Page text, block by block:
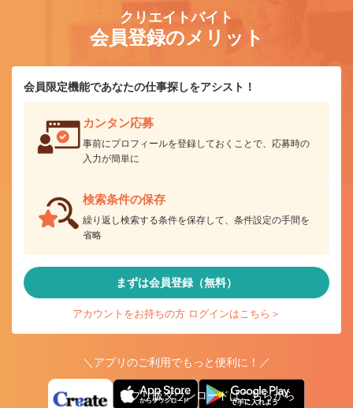
クリエイトバイト
会員登録のメリット
会員限定機能であなたの仕事探しをアシスト！
カンタン応募
事前にプロフィールを登録しておくことで、応募時の
入力が簡単に
検索条件の保存
繰り返し検索する条件を保存して、条件設定の手間を
省略
まずは会員登録（無料）
アカウントをお持ちの方 ログインはこちら＞
＼アプリのご利用でもっと便利に！／
アプリ版ダウンロードはこちらから